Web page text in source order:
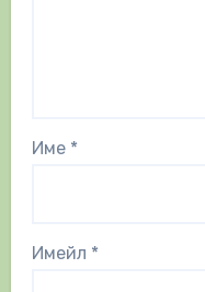
Име *
Имейл *